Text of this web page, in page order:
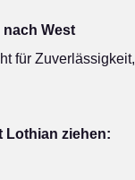
West
für Zuverlässigkeit,
Lothian ziehen: